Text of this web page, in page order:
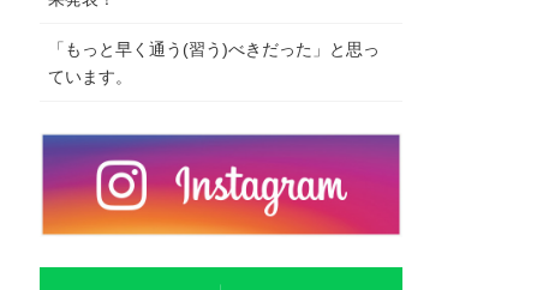
「もっと早く通う(習う)べきだった」と思っ
ています。